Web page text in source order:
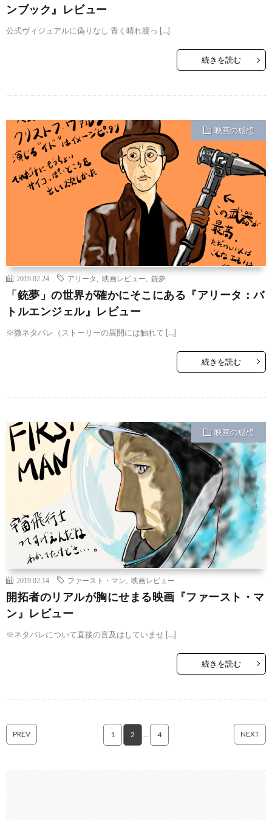
ンブック』レビュー
公式ヴィジュアルに偽りなし 青く晴れ渡っ […]
続きを読む
映画の感想
2019.02.24 アリータ 映画レビュー 銃夢
「銃夢」の世界が確かにそこにある『アリータ：バ
トルエンジェル』レビュー
※微ネタバレ（ストーリーの展開には触れて […]
続きを読む
映画の感想
2019.02.14 ファースト・マン 映画レビュー
開拓者のリアルが胸にせまる映画『ファースト・マ
ン』レビュー
※ネタバレについて直接の言及はしていませ […]
続きを読む
PREV 1 2 4 NEXT